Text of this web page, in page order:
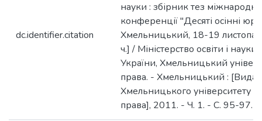
dc.identifier.citation
науки : збірник тез
конференції "Десяті осінні
Хмельницький, 18-19
ч.] / Міністерство освіти і
України, Хмельницький
права. - Хмельницький :
Хмельницького університету
права], 2011. - Ч. 1. - С. 95-97.